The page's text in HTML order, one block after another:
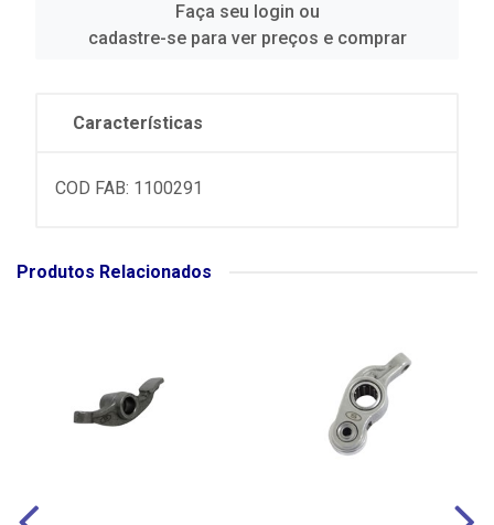
Faça seu login ou
cadastre-se para ver preços e comprar
Características
COD FAB: 1100291
Produtos Relacionados